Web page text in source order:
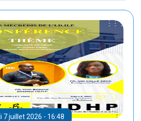
7 juillet 2026 - 16:48